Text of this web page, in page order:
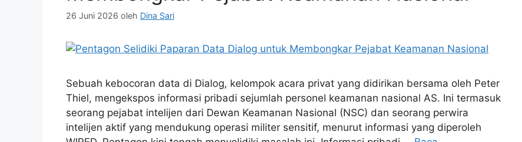
26 Juni 2026 oleh Dina Sari
Sebuah kebocoran data di Dialog, kelompok acara privat yang didirikan bersama oleh Peter
Thiel, mengekspos informasi pribadi sejumlah personel keamanan nasional AS. Ini termasuk
seorang pejabat intelijen dari Dewan Keamanan Nasional (NSC) dan seorang perwira
intelijen aktif yang mendukung operasi militer sensitif, menurut informasi yang diperoleh